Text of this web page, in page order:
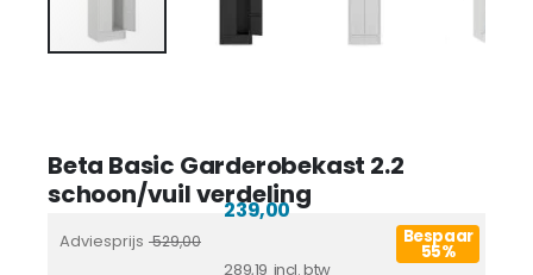
Beta Basic Garderobekast 2.2
schoon/vuil verdeling
Adviesprijs 529,00
289,19
239,00
Bespaar
55%